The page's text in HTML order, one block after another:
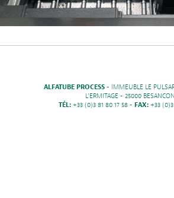
ALFATUBE PROCESS - IMMEUBLE LE
L'ERMITAGE - 25000
TÉL: +33 (0)3 81 80 17 58 - FAX: +33